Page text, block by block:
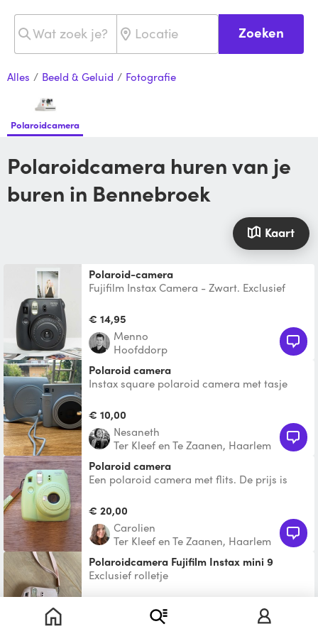
Zoeken
Alles / Beeld & Geluid / Fotografie
Polaroidcamera
Polaroidcamera huren van je
buren in Bennebroek
Kaart
polaroid-camera
Fujifilm Instax Camera - Zwart. Exclusief
€ 14,95
Menno
Hoofddorp
Polaroid camera
Instax square polaroid camera met tasje
€ 10,00
Nesaneth
Ter Kleef en Te Zaanen, Haarlem
Polaroid camera
Een polaroid camera met flits. De prijs is
foto die
€ 20,00
Carolien
Ter Kleef en Te Zaanen, Haarlem
Polaroidcamera Fujifilm Instax mini 9
Exclusief rolletje